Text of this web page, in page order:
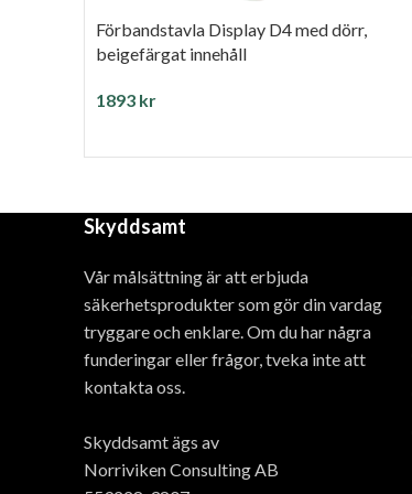
Förbandstavla Display D4 med dörr,
beigefärgat innehåll
1893 kr
Skyddsamt
Vår målsättning är att erbjuda
säkerhetsprodukter som gör din vardag
tryggare och enklare. Om du har några
funderingar eller frågor, tveka inte att
kontakta oss.
Skyddsamt ägs av
Norriviken Consulting AB